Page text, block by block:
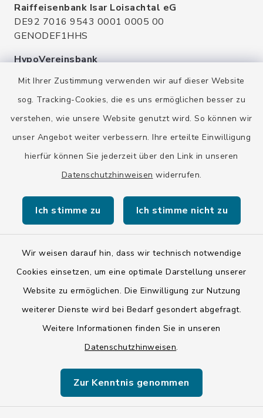
Mit Ihrer Zustimmung verwenden wir auf dieser Website
sog. Tracking-Cookies, die es uns ermöglichen besser zu
verstehen, wie unsere Website genutzt wird. So können wir
unser Angebot weiter verbessern. Ihre erteilte Einwilligung
hierfür können Sie jederzeit über den Link in unseren
Datenschutzhinweisen widerrufen.
Ich stimme zu Ich stimme nicht zu
Wir weisen darauf hin, dass wir technisch notwendige
Cookies einsetzen, um eine optimale Darstellung unserer
Website zu ermöglichen. Die Einwilligung zur Nutzung
weiterer Dienste wird bei Bedarf gesondert abgefragt.
Weitere Informationen finden Sie in unseren
Datenschutzhinweisen.
Zur Kenntnis genommen
Raiffeisenbank Isar Loisachtal eG
DE92 7016 9543 0001 0005 00
GENODEF1HHS
HypoVereinsbank
HYVEDEMMXXX
Barrierefreiheit
Impressum
ISIS 12
Cookie-Einstellungen